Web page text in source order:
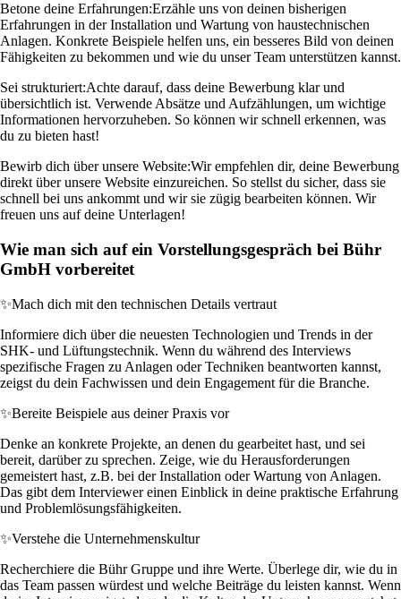
Betone deine Erfahrungen:Erzähle uns von deinen bisherigen
Erfahrungen in der Installation und Wartung von haustechnischen
Anlagen. Konkrete Beispiele helfen uns, ein besseres Bild von deinen
Fähigkeiten zu bekommen und wie du unser Team unterstützen kannst.
Sei strukturiert:Achte darauf, dass deine Bewerbung klar und
übersichtlich ist. Verwende Absätze und Aufzählungen, um wichtige
Informationen hervorzuheben. So können wir schnell erkennen, was
du zu bieten hast!
Bewirb dich über unsere Website:Wir empfehlen dir, deine Bewerbung
direkt über unsere Website einzureichen. So stellst du sicher, dass sie
schnell bei uns ankommt und wir sie zügig bearbeiten können. Wir
freuen uns auf deine Unterlagen!
Wie man sich auf ein Vorstellungsgespräch bei Bühr
GmbH vorbereitet
✨Mach dich mit den technischen Details vertraut
Informiere dich über die neuesten Technologien und Trends in der
SHK- und Lüftungstechnik. Wenn du während des Interviews
spezifische Fragen zu Anlagen oder Techniken beantworten kannst,
zeigst du dein Fachwissen und dein Engagement für die Branche.
✨Bereite Beispiele aus deiner Praxis vor
Denke an konkrete Projekte, an denen du gearbeitet hast, und sei
bereit, darüber zu sprechen. Zeige, wie du Herausforderungen
gemeistert hast, z.B. bei der Installation oder Wartung von Anlagen.
Das gibt dem Interviewer einen Einblick in deine praktische Erfahrung
und Problemlösungsfähigkeiten.
✨Verstehe die Unternehmenskultur
Recherchiere die Bühr Gruppe und ihre Werte. Überlege dir, wie du in
das Team passen würdest und welche Beiträge du leisten kannst. Wenn